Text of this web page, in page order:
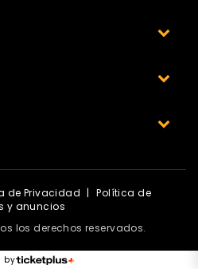
de Privacidad |
Política de
y anuncios
los derechos reservados.
by